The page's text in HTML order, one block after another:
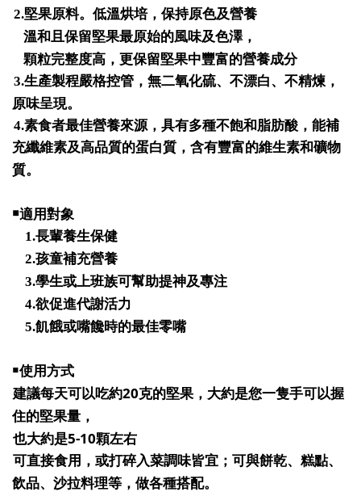
2.堅果原料。低溫烘培，保持原色及營養
溫和且保留堅果最原始的風味及色澤，
顆粒完整度高，更保留堅果中豐富的營養成分
3.生產製程嚴格控管，無二氧化硫、不漂白、不精煉，
原味呈現。
4.素食者最佳營養來源，具有多種不飽和脂肪酸，能補
充纖維素及高品質的蛋白質，含有豐富的維生素和礦物
質。
￭適用對象
1.長輩養生保健
2.孩童補充營養
3.學生或上班族可幫助提神及專注
4.欲促進代謝活力
5.飢餓或嘴饞時的最佳零嘴
￭使用方式
建議每天可以吃約20克的堅果，大約是您一隻手可以握
住的堅果量，
也大約是5-10顆左右
可直接食用，或打碎入菜調味皆宜；可與餅乾、糕點、
飲品、沙拉料理等，做各種搭配。